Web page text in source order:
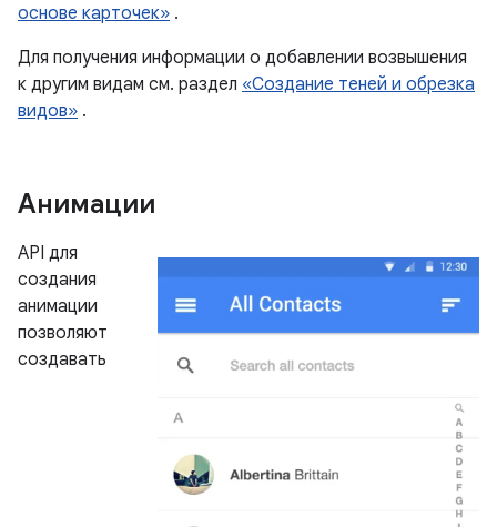
основе карточек» .
Для получения информации о добавлении возвышения
к другим видам см. раздел «Создание теней и обрезка
видов» .
Анимации
API для
создания
анимации
позволяют
создавать